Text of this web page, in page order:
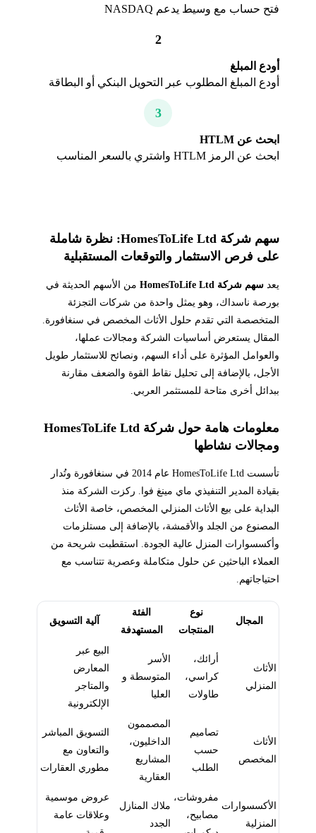
فتح حساب مع وسيط يدعم NASDAQ
2
أودع المبلغ
أودع المبلغ المطلوب عبر التحويل البنكي أو البطاقة
3
ابحث عن HTLM
ابحث عن الرمز HTLM واشتري بالسعر المناسب
سهم شركة HomesToLife Ltd: نظرة شاملة
على فرص الاستثمار والتوقعات المستقبلية
يعد سهم شركة HomesToLife Ltd
من الأسهم الحديثة في
بورصة ناسداك، وهو يمثل واحدة من شركات التجزئة
المتخصصة التي تقدم حلول الأثاث المخصص في سنغافورة.
المقال يستعرض أساسيات الشركة ومجالات عملها،
والعوامل المؤثرة على أداء السهم، ونصائح للاستثمار طويل
الأجل، بالإضافة إلى تحليل نقاط القوة والضعف مقارنة
ببدائل أخرى متاحة للمستثمر العربي.
معلومات هامة حول شركة HomesToLife Ltd
ومجالات نشاطها
تأسست HomesToLife Ltd عام 2014 في سنغافورة وتُدار
بقيادة المدير التنفيذي ماي مينغ فوا. ركزت الشركة منذ
البداية على بيع الأثاث المنزلي المخصص، خاصة الأثاث
المصنوع من الجلد والأقمشة، بالإضافة إلى مستلزمات
وأكسسوارات المنزل عالية الجودة. استقطبت شريحة من
العملاء الباحثين عن حلول متكاملة وعصرية تتناسب مع
احتياجاتهم.
المجال
نوع
المنتجات
الفئة
المستهدفة
آلية التسويق
الأثاث
المنزلي
أرائك،
كراسي،
طاولات
الأسر
المتوسطة و
العليا
البيع عبر
المعارض
والمتاجر
الإلكترونية
الأثاث
المخصص
تصاميم
حسب
الطلب
المصممون
الداخليون،
المشاريع
العقارية
التسويق المباشر
والتعاون مع
مطوري العقارات
الأكسسوارات
المنزلية
مفروشات،
مصابيح،
ملاك المنازل
الجدد
عروض موسمية
وعلاقات عامة